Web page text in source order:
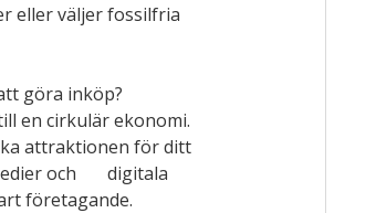
eller väljer fossilfria
göra inköp?
en cirkulär ekonomi.
attraktionen för ditt
och       digitala
företagande.